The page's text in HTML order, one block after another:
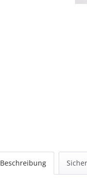
Beschreibung